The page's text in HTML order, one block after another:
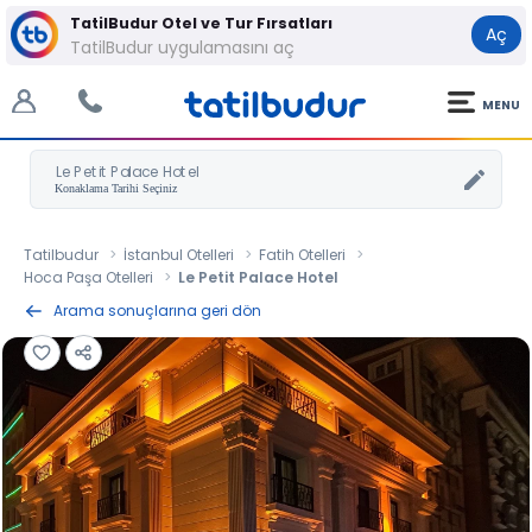
TatilBudur Otel ve Tur Fırsatları
TatilBudur uygulamasını aç
Aç
MENU
Le Petit Palace Hotel
Tatilbudur İstanbul Otelleri
Fatih Otelleri
Hoca Paşa Otelleri
Le Petit Palace Hotel
Arama sonuçlarına geri dön